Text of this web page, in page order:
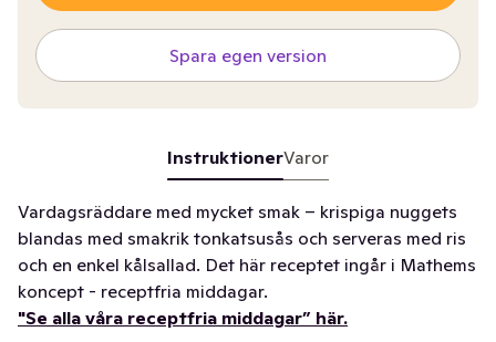
Spara egen version
InstruktionerVaror
Vardagsräddare med mycket smak – krispiga nuggets
blandas med smakrik tonkatsusås och serveras med ris
och en enkel kålsallad. Det här receptet ingår i Mathems
koncept - receptfria middagar.
"Se alla våra receptfria middagar” här.